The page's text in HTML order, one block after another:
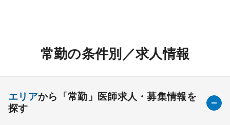
常勤の条件別／求人情報
エリアから「常勤」医師求人・募集情報を
探す